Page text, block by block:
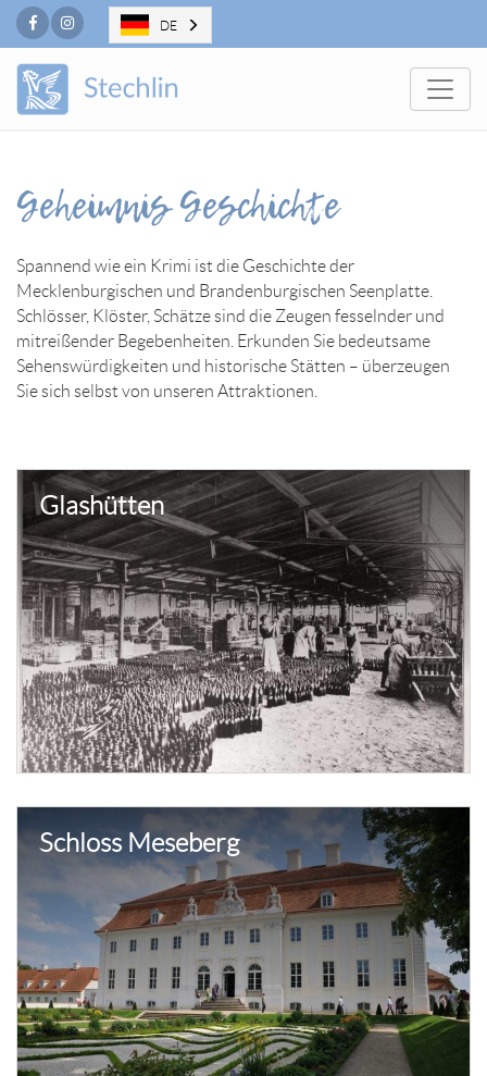
FacebookInstagram
Geheimnis Geschichte
Spannend wie ein Krimi ist die Geschichte der
Mecklenburgischen und Brandenburgischen Seenplatte.
Schlösser, Klöster, Schätze sind die Zeugen fesselnder und
mitreißender Begebenheiten. Erkunden Sie bedeutsame
Sehenswürdigkeiten und historische Stätten – überzeugen
Sie sich selbst von unseren Attraktionen.
Glashütten
Schloss Meseberg
DE